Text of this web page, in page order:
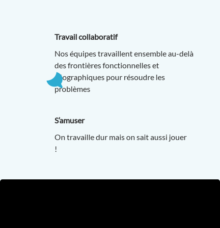
Travail collaboratif
Nos équipes travaillent ensemble au-delà
des frontières fonctionnelles et
géographiques pour résoudre les
problèmes
S’amuser
On travaille dur mais on sait aussi jouer
!